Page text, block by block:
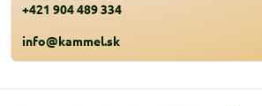
+421 904 489 334
info@kammel.sk